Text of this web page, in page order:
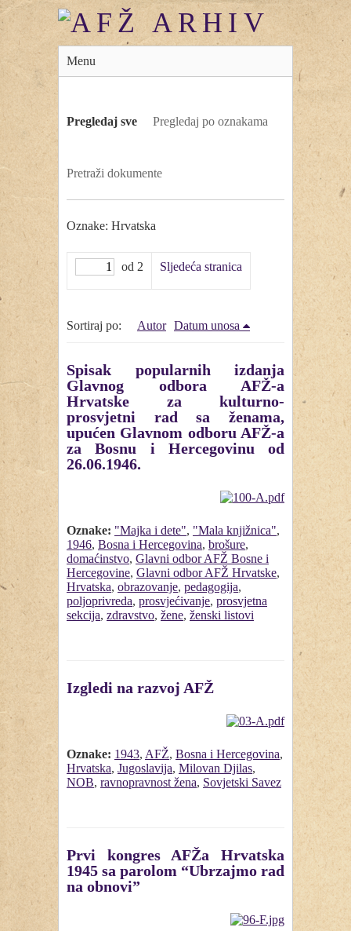
Menu
Pregledaj sve Pregledaj po oznakama
Pretraži dokumente
Oznake: Hrvatska
od 2 Sljedeća stranica
Sortiraj po: Autor Datum unosa
Spisak popularnih izdanja
Glavnog odbora AFŽ-a
Hrvatske za kulturno-
prosvjetni rad sa ženama,
upućen Glavnom odboru AFŽ-a
za Bosnu i Hercegovinu od
26.06.1946.
Oznake: "Majka i dete", "Mala knjižnica",
1946, Bosna i Hercegovina, brošure,
domaćinstvo, Glavni odbor AFŽ Bosne i
Hercegovine, Glavni odbor AFŽ Hrvatske,
Hrvatska, obrazovanje, pedagogija,
poljoprivreda, prosvjećivanje, prosvjetna
sekcija, zdravstvo, žene, ženski listovi
Izgledi na razvoj AFŽ
Oznake: 1943, AFŽ, Bosna i Hercegovina,
Hrvatska, Jugoslavija, Milovan Djilas,
NOB, ravnopravnost žena, Sovjetski Savez
Prvi kongres AFŽa Hrvatska
1945 sa parolom “Ubrzajmo rad
na obnovi”